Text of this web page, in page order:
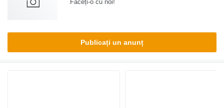
Faceți-o cu noi!
Publicați un anunț